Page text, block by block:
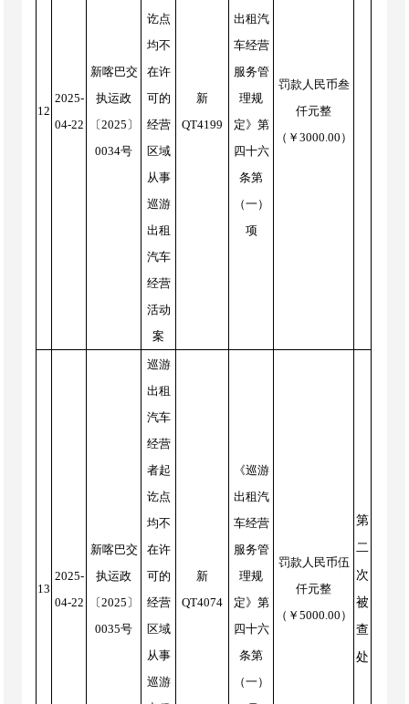
12
2025-
04-22
新喀巴交
执运政
〔2025〕
0034号
讫点
均不
在许
可的
经营
区域
从事
巡游
出租
汽车
经营
活动
案
新
QT4199
出租汽
车经营
服务管
理规
定》第
四十六
条第
（一）
项
罚款人民币叁
仟元整
（￥3000.00）
13
2025-
04-22
新喀巴交
执运政
〔2025〕
0035号
巡游
出租
汽车
经营
者起
讫点
均不
在许
可的
经营
区域
从事
巡游
新
QT4074
《巡游
出租汽
车经营
服务管
理规
定》第
四十六
条第
（一）
罚款人民币伍
仟元整
（￥5000.00）
第
二
次
被
查
处